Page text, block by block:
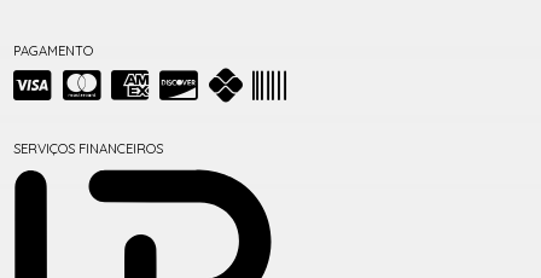
PAGAMENTO
SERVIÇOS FINANCEIROS